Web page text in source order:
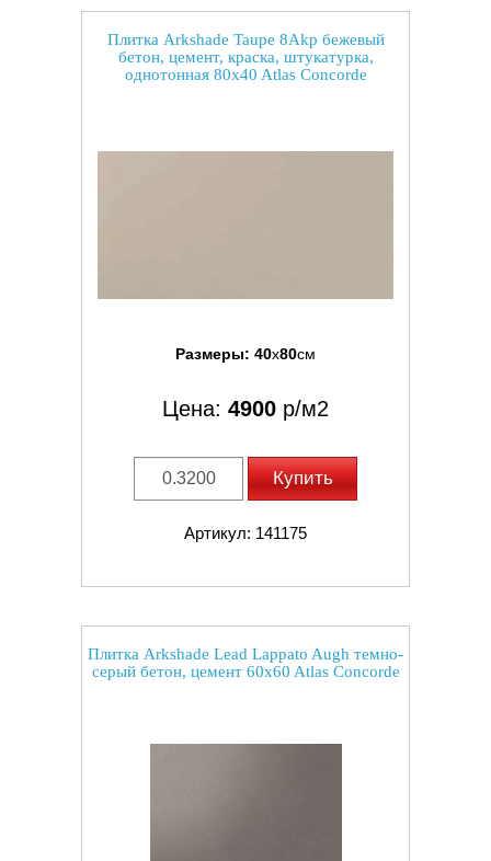
Плитка Arkshade Taupe 8Akp бежевый
бетон, цемент, краска, штукатурка,
однотонная 80x40 Atlas Concorde
Размеры: 40x80см
Цена: 4900 р/м2
Купить
Артикул: 141175
Плитка Arkshade Lead Lappato Augh темно-
серый бетон, цемент 60x60 Atlas Concorde